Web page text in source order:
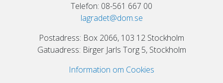
Telefon: 08-561 667 00
lagradet@dom.se
Postadress: Box 2066, 103 12 Stockholm
Gatuadress: Birger Jarls Torg 5, Stockholm
Information om Cookies